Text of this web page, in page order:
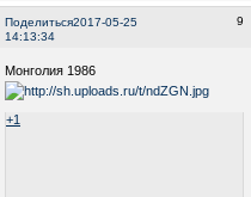
Поделиться 9
2017-05-25
14:13:34
Монголия 1986
+1